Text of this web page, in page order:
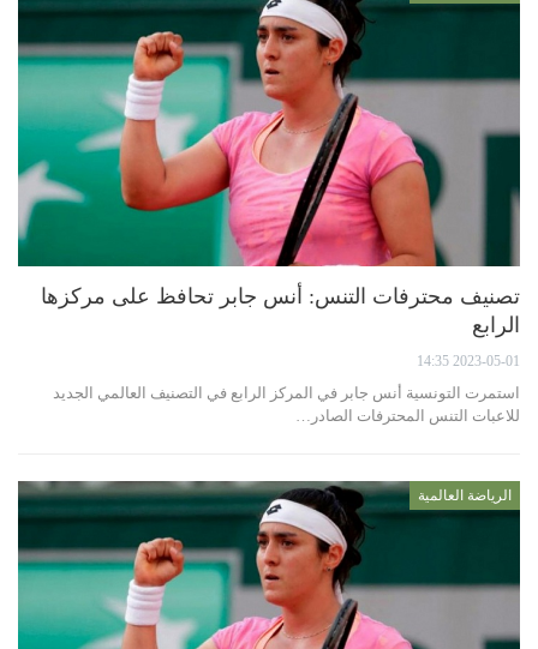
تصنيف محترفات التنس: أنس جابر تحافظ على مركزها
الرابع
2023-05-01 14:35
استمرت التونسية أنس جابر في المركز الرابع في التصنيف العالمي الجديد
للاعبات التنس المحترفات الصادر…
الرياضة العالمية